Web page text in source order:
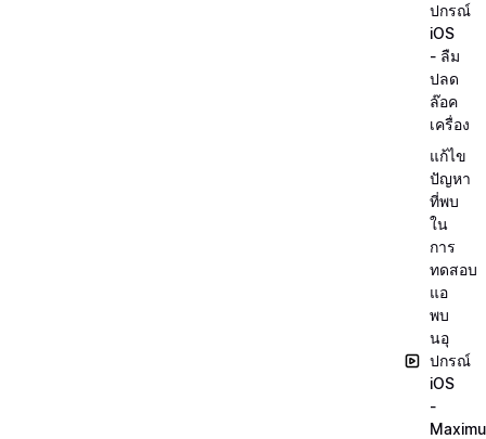
ปกรณ์
iOS
- ลืม
ปลด
ล๊อค
เครื่อง
แก้ไข
ปัญหา
ที่พบ
ใน
การ
ทดสอบ
แอ
พบ
นอุ
ปกรณ์
iOS
-